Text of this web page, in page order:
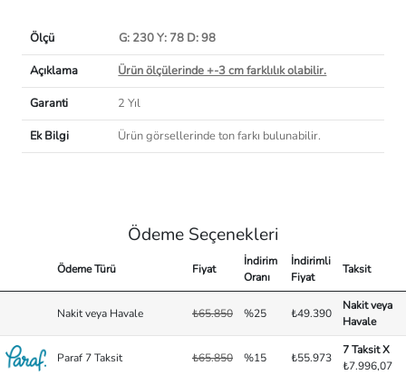
Ölçü
G: 230 Y: 78 D: 98
Açıklama
Ürün ölçülerinde +-3 cm farklılık olabilir.
Garanti
2 Yıl
Ek Bilgi
Ürün görsellerinde ton farkı bulunabilir.
Ödeme Seçenekleri
Ödeme Türü Fiyat
İndirim
Oranı
İndirimli
Fiyat
Taksit
Nakit veya Havale ₺65.850 %25 ₺49.390
Nakit veya
Havale
Paraf 7 Taksit ₺65.850 %15 ₺55.973
7 Taksit X
₺7.996,07